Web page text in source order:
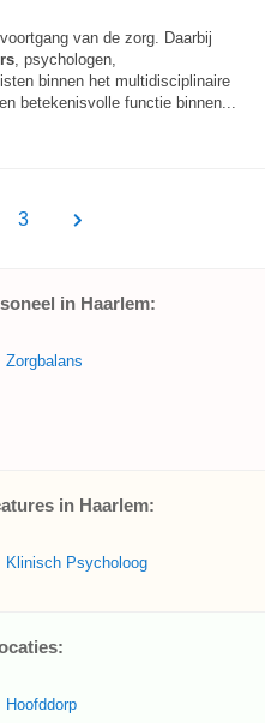
van de zorg. Daarbij
, psychologen,
binnen het multidisciplinaire
betekenisvolle functie binnen...
3
in Haarlem:
Zorgbalans
in Haarlem:
Klinisch Psycholoog
Hoofddorp